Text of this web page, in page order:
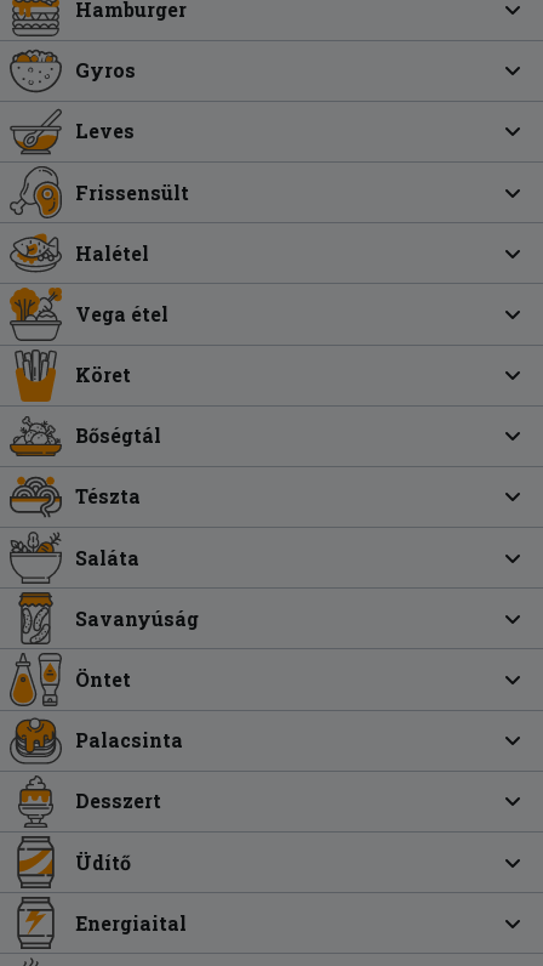
Hamburger
Gyros
Leves
Frissensült
Halétel
Vega étel
Köret
Bőségtál
Tészta
Saláta
Savanyúság
Öntet
Palacsinta
Desszert
Üdítő
Energiaital